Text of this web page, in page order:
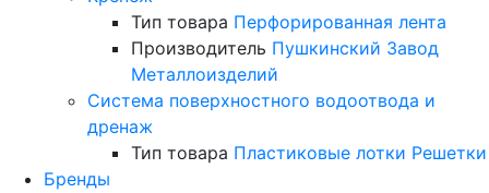
Тип товара Перфорированная лента
Производитель Пушкинский Завод
Металлоизделий
Система поверхностного водоотвода и
дренаж
Тип товара Пластиковые лотки Решетки
Бренды